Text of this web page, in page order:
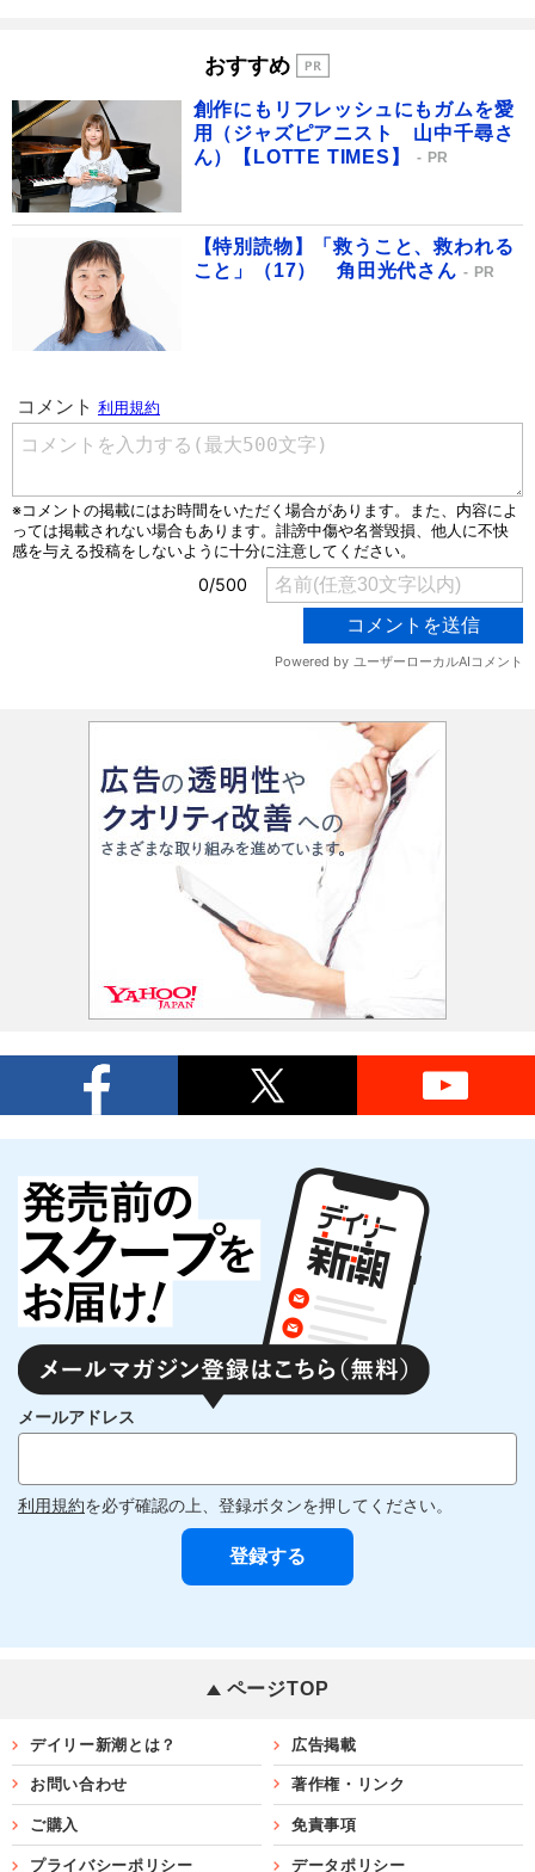
おすすめ
創作にもリフレッシュにもガムを愛
用（ジャズピアニスト 山中千尋さ
ん）【LOTTE TIMES】
PR
【特別読物】「救うこと、救われる
こと」（17） 角田光代さん
PR
メールアドレス
利用規約を必ず確認の上、登録ボタンを押してください。
ページTOP
デイリー新潮とは？ 広告掲載
お問い合わせ 著作権・リンク
ご購入 免責事項
プライバシーポリシー データポリシー